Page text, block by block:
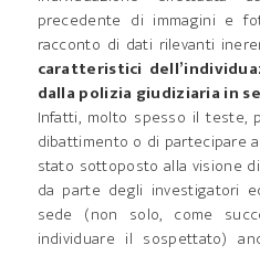
precedente di immagini e
racconto di dati rilevanti
caratteristici
dalla polizia giudiziaria in
Infatti, molto spesso il teste,
dibattimento o di partecipare
stato sottoposto alla visione
da parte degli investigatori
sede (non solo, come
individuare il sospettato)